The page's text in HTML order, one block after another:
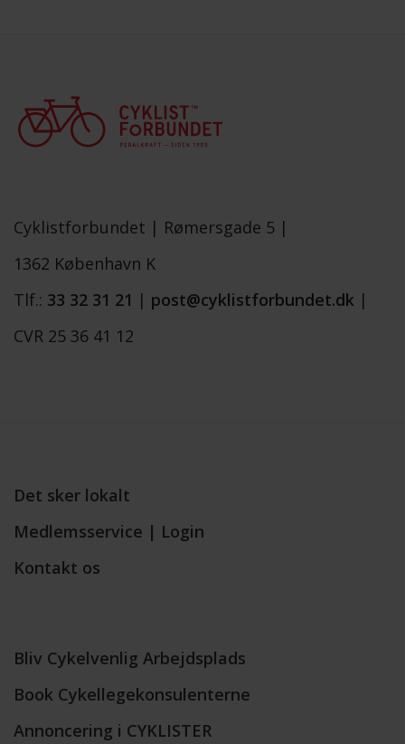
Cyklistforbundet | Rømersgade 5 |
1362 København K
Tlf.: 33 32 31 21 | post@cyklistforbundet.dk |
CVR 25 36 41 12
Det sker lokalt
Medlemsservice | Login
Kontakt os
Bliv Cykelvenlig Arbejdsplads
Book Cykellegekonsulenterne
Annoncering i CYKLISTER